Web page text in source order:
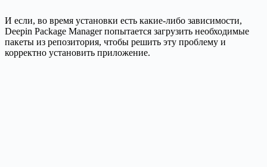
И если, во время установки есть какие-либо зависимости,
Deepin Package Manager попытается загрузить необходимые
пакеты из репозитория, чтобы решить эту проблему и
корректно установить приложение.